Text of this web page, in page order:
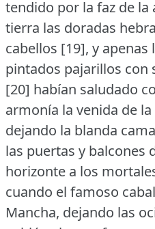
tendido por la faz de la
tierra las doradas
cabellos [19], y apenas
pintados pajarillos con
[20] habían saludado
armonía la venida de
dejando la blanda
las puertas y balcones
horizonte a los
cuando el famoso
Mancha, dejando las